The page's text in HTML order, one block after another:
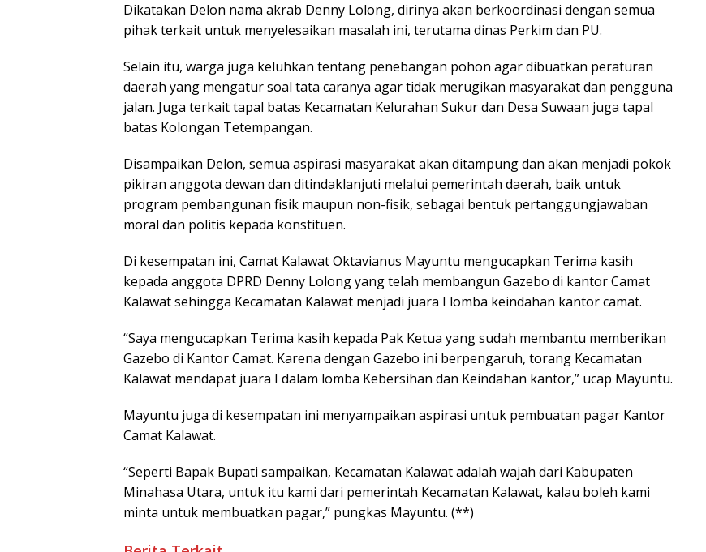
Dikatakan Delon nama akrab Denny Lolong, dirinya akan berkoordinasi dengan semua
pihak terkait untuk menyelesaikan masalah ini, terutama dinas Perkim dan PU.
Selain itu, warga juga keluhkan tentang penebangan pohon agar dibuatkan peraturan
daerah yang mengatur soal tata caranya agar tidak merugikan masyarakat dan pengguna
jalan. Juga terkait tapal batas Kecamatan Kelurahan Sukur dan Desa Suwaan juga tapal
batas Kolongan Tetempangan.
Disampaikan Delon, semua aspirasi masyarakat akan ditampung dan akan menjadi pokok
pikiran anggota dewan dan ditindaklanjuti melalui pemerintah daerah, baik untuk
program pembangunan fisik maupun non-fisik, sebagai bentuk pertanggungjawaban
moral dan politis kepada konstituen.
Di kesempatan ini, Camat Kalawat Oktavianus Mayuntu mengucapkan Terima kasih
kepada anggota DPRD Denny Lolong yang telah membangun Gazebo di kantor Camat
Kalawat sehingga Kecamatan Kalawat menjadi juara I lomba keindahan kantor camat.
“Saya mengucapkan Terima kasih kepada Pak Ketua yang sudah membantu memberikan
Gazebo di Kantor Camat. Karena dengan Gazebo ini berpengaruh, torang Kecamatan
Kalawat mendapat juara I dalam lomba Kebersihan dan Keindahan kantor,” ucap Mayuntu.
Mayuntu juga di kesempatan ini menyampaikan aspirasi untuk pembuatan pagar Kantor
Camat Kalawat.
“Seperti Bapak Bupati sampaikan, Kecamatan Kalawat adalah wajah dari Kabupaten
Minahasa Utara, untuk itu kami dari pemerintah Kecamatan Kalawat, kalau boleh kami
minta untuk membuatkan pagar,” pungkas Mayuntu. (**)